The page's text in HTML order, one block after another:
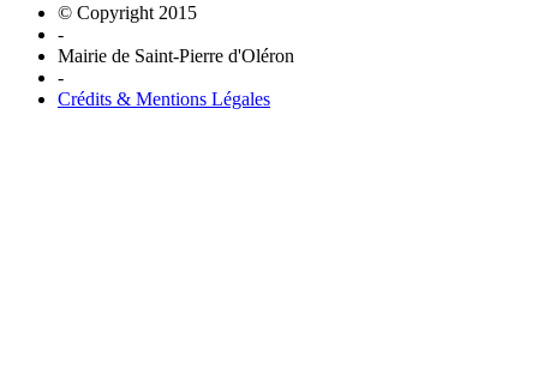
© Copyright 2015
-
Mairie de Saint-Pierre d'Oléron
-
Crédits & Mentions Légales